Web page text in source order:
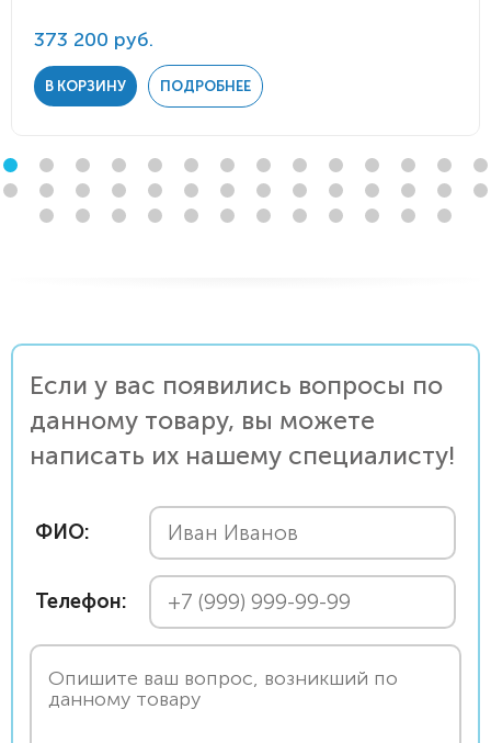
373 200 руб.
В КОРЗИНУ ПОДРОБНЕЕ
Если у вас появились вопросы по
данному товару, вы можете
написать их нашему специалисту!
ФИО:
Телефон: